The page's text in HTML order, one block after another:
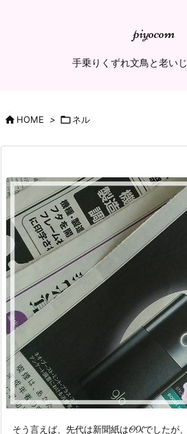
piyocom
手乗りくずれ文鳥と老い
HOME > ネル
そう言えば、先代は新聞紙はOKでしたが